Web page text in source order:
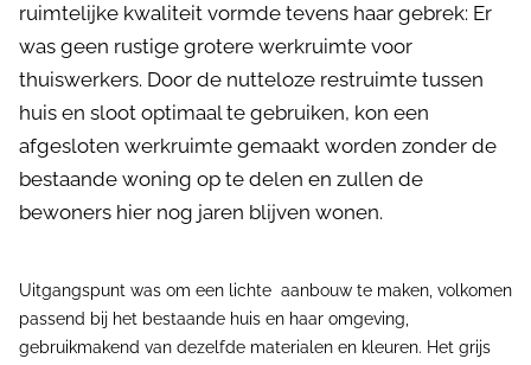
ruimtelijke kwaliteit vormde tevens haar gebrek: Er
was geen rustige grotere werkruimte voor
thuiswerkers. Door de nutteloze restruimte tussen
huis en sloot optimaal te gebruiken, kon een
afgesloten werkruimte gemaakt worden zonder de
bestaande woning op te delen en zullen de
bewoners hier nog jaren blijven wonen.
Uitgangspunt was om een lichte aanbouw te maken, volkomen
passend bij het bestaande huis en haar omgeving,
gebruikmakend van dezelfde materialen en kleuren. Het grijs